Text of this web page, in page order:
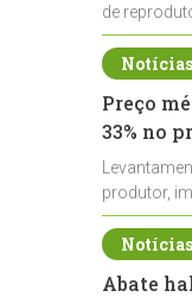
de
durante a
Preço
33% no
produtor,
de leite cru
Abate